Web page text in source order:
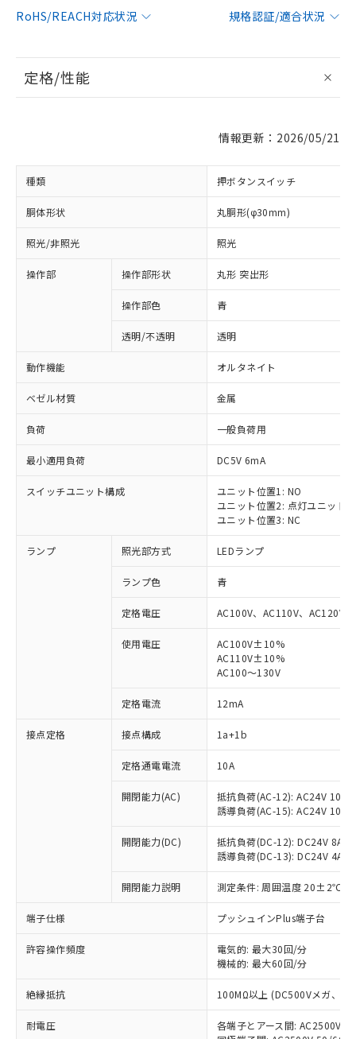
RoHS/REACH対応状況
規格認証/適合状況
定格/性能
情報更新：2026/05/21
種類 押ボタンスイッチ
胴体形状 丸胴形(φ30mm)
照光/非照光 照光
操作部 操作部形状 丸形 突出形
操作部色 青
透明/不透明 透明
動作機能 オルタネイト
ベゼル材質 金属
負荷 一般負荷用
最小適用負荷 DC5V 6mA
スイッチユニット構成
ユニット位置1: NO
ユニット位置2: 点灯ユニット
ユニット位置3: NC
ランプ 照光部方式 LEDランプ
ランプ色 青
定格電圧 AC100V、AC110V、AC120V
使用電圧
AC100V±10%
AC110V±10%
AC100～130V
定格電流 12mA
接点定格 接点構成 1a+1b
定格通電電流 10A
開閉能力(AC)
抵抗負荷(AC-12): AC24V 10A/
誘導負荷(AC-15): AC24V
開閉能力(DC)
抵抗負荷(DC-12): DC24V 8A/
誘導負荷(DC-13): DC24V 4A/
開閉能力説明 測定条件: 周囲温度 20±2℃、
端子仕様 プッシュインPlus端子台
許容操作頻度
電気的: 最大30回/分
機械的: 最大60回/分
絶縁抵抗 100MΩ以上 (DC500Vメガ、点
耐電圧
各端子とアース間: AC2500V
ご利用条件
以下の条件をお読みいただき、同意のうえ
本サービスは、当社制御機器事業取扱
商品の当社在庫状況および標準価格
(税抜)を提供させていただくもので
当社制御機器事業取扱商品の中には、
本サービスの対象外となる商品もある
ことをご了承ください。
※1 対応状況
対応済み：EU RoHS指令（10物質）の
非含有に対応した製品が提供可能な商品で
対応予定：EU RoHS指令（10物質）の非含
有に対応した製品に切り替える予定のある
対応予定なし：EU RoHS指令（10物質）の
非含有に非対応の商品で、対応品を出す予
調査・確認中：EU RoHS指令（10物質）の
非含有の対応状況を調査中または確認中の
商品です。
非該当品：ライセンス料など無形物で、有
害物質有無と関係のない商品です。
仕入先様の事情により、非含有部品として
いたものが、含有品と判明した場合などや
「○」：最大均質材料含有率が中国RoHSの
「×」：最大均質材料含有率が中国RoHSの
基準値を超えていることを示します。
当社は、これら貴社製品のうち、外国